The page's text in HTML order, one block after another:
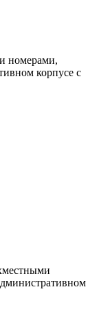
номерами,
корпусе с